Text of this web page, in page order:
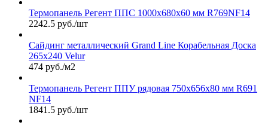
Термопанель Регент ППС 1000х680х60 мм R769NF14
2242.5 руб./шт
Сайдинг металлический Grand Line Корабельная Доска
265х240 Velur
474 руб./м2
Термопанель Регент ППУ рядовая 750х656х80 мм R691
NF14
1841.5 руб./шт